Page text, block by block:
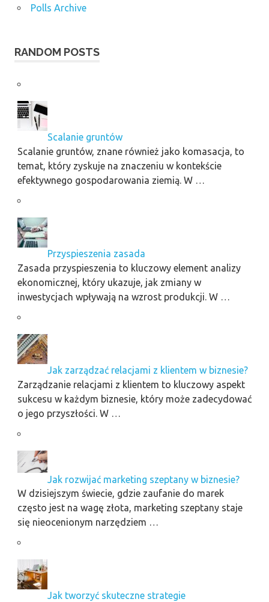
Polls Archive
RANDOM POSTS
Scalanie gruntów
Scalanie gruntów, znane również jako komasacja, to
temat, który zyskuje na znaczeniu w kontekście
efektywnego gospodarowania ziemią. W …
Przyspieszenia zasada
Zasada przyspieszenia to kluczowy element analizy
ekonomicznej, który ukazuje, jak zmiany w
inwestycjach wpływają na wzrost produkcji. W …
Jak zarządzać relacjami z klientem w biznesie?
Zarządzanie relacjami z klientem to kluczowy aspekt
sukcesu w każdym biznesie, który może zadecydować
o jego przyszłości. W …
Jak rozwijać marketing szeptany w biznesie?
W dzisiejszym świecie, gdzie zaufanie do marek
często jest na wagę złota, marketing szeptany staje
się nieocenionym narzędziem …
Jak tworzyć skuteczne strategie